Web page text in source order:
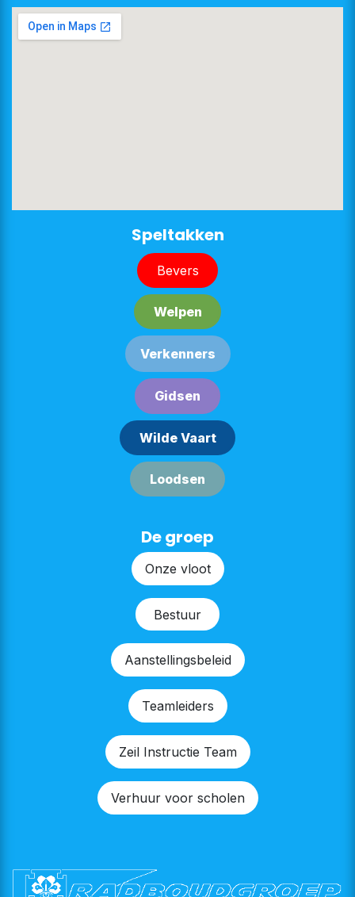
De groep
Onze v​​loot
Bestu​​ur
Aanstellingsbeleid
Teamleiders
Zeil Instructie Team
Verhuur voor scholen
​​​​Speltakken
Bever​​s
Welpe​​n
Verken​​n​​ers
G​​id​​sen
Wilde Vaart
Lood​​sen​​​​